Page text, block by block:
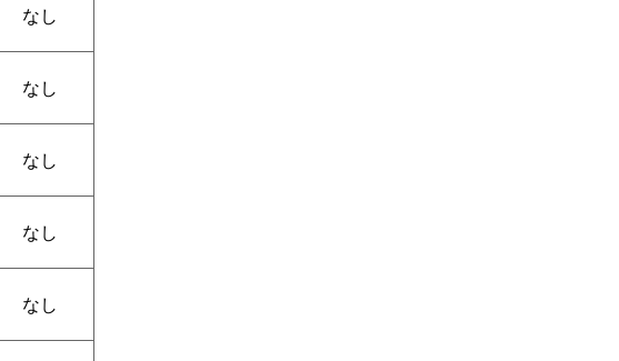
なし
なし
なし
なし
なし